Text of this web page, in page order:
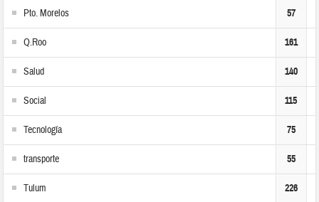
Pto. Morelos 57
Q.Roo 161
Salud 140
Social 115
Tecnología 75
transporte 55
Tulum 226